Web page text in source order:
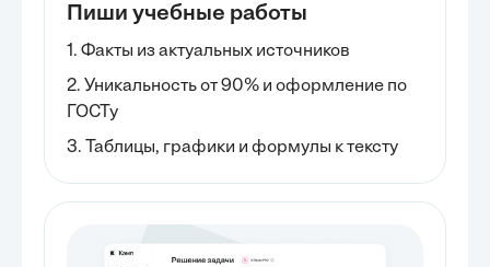
Пиши учебные работы
1. Факты из актуальных источников
2. Уникальность от 90% и оформление по
ГОСТу
3. Таблицы, графики и формулы к тексту